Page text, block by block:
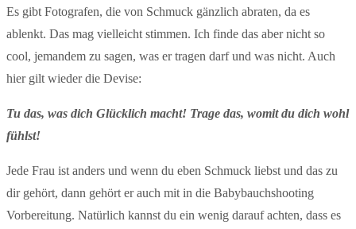
Es gibt Fotografen, die von Schmuck gänzlich abraten, da es
ablenkt. Das mag vielleicht stimmen. Ich finde das aber nicht so
cool, jemandem zu sagen, was er tragen darf und was nicht. Auch
hier gilt wieder die Devise:
Tu das, was dich Glücklich macht! Trage das, womit du dich wohl
fühlst!
Jede Frau ist anders und wenn du eben Schmuck liebst und das zu
dir gehört, dann gehört er auch mit in die Babybauchshooting
Vorbereitung. Natürlich kannst du ein wenig darauf achten, dass es